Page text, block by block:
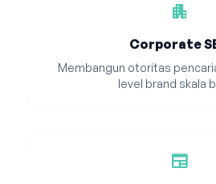
apartment
Corporate
Membangun otoritas
level brand skala
newspaper